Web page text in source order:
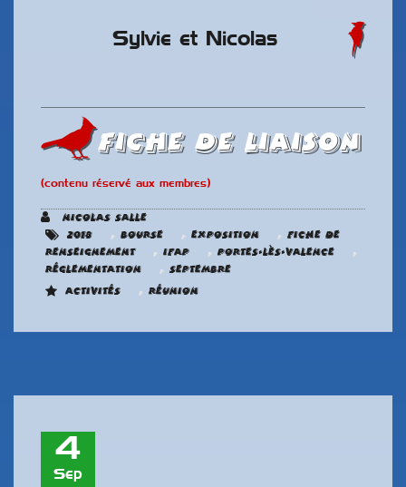
Sylvie et Nicolas
Fiche de liaison
(contenu réservé aux membres)
Nicolas SALLE
2018
, Bourse , Exposition , Fiche de
renseignement
, IFAP , Portes-Lès-Valence ,
Réglementation , Septembre
Activités
, Réunion
4
Sep